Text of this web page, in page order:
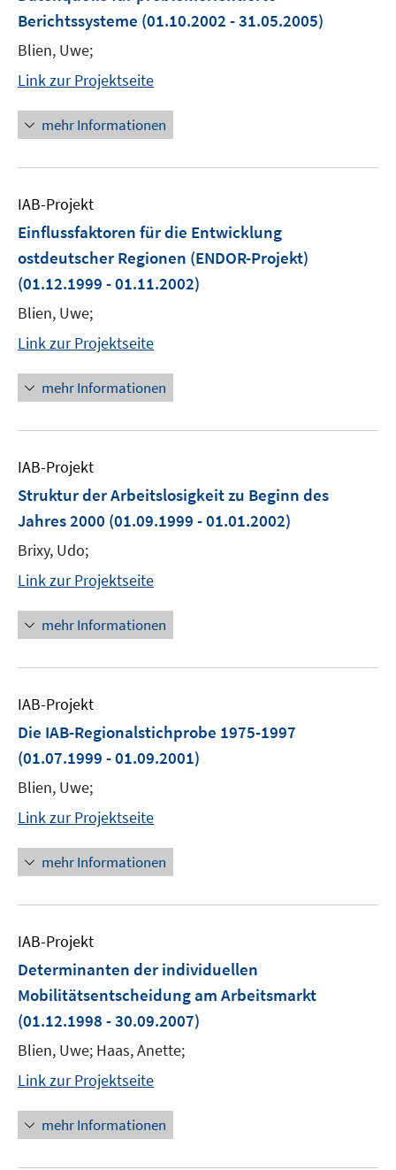
Berichtssysteme (01.10.2002 - 31.05.2005)
Blien, Uwe;
Link zur Projektseite
mehr Informationen
IAB-Projekt
Einflussfaktoren für die Entwicklung
ostdeutscher Regionen (ENDOR-Projekt)
(01.12.1999 - 01.11.2002)
Blien, Uwe;
Link zur Projektseite
mehr Informationen
IAB-Projekt
Struktur der Arbeitslosigkeit zu Beginn des
Jahres 2000 (01.09.1999 - 01.01.2002)
Brixy, Udo;
Link zur Projektseite
mehr Informationen
IAB-Projekt
Die IAB-Regionalstichprobe 1975-1997
(01.07.1999 - 01.09.2001)
Blien, Uwe;
Link zur Projektseite
mehr Informationen
IAB-Projekt
Determinanten der individuellen
Mobilitätsentscheidung am Arbeitsmarkt
(01.12.1998 - 30.09.2007)
Blien, Uwe; Haas, Anette;
Link zur Projektseite
mehr Informationen